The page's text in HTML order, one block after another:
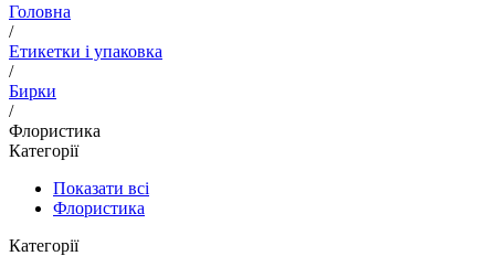
Головна
/
Етикетки і упаковка
/
Бирки
/
Флористика
Категорії
Показати всі
Флористика
Категорії